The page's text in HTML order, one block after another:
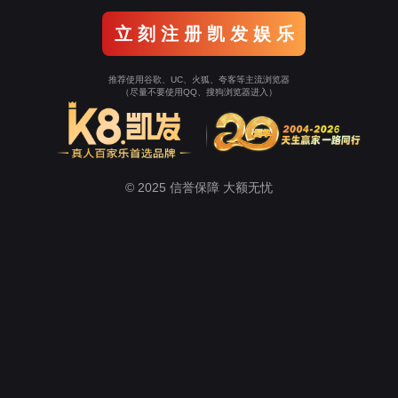
立 刻 注 册 凯 发 娱 乐
推荐使用谷歌、UC、火狐、夸客等主流浏览器
（尽量不要使用QQ、搜狗浏览器进入）
© 2025 信誉保障 大额无忧